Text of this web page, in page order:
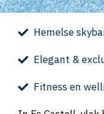
Hemelse
Elegant &
Fitness en